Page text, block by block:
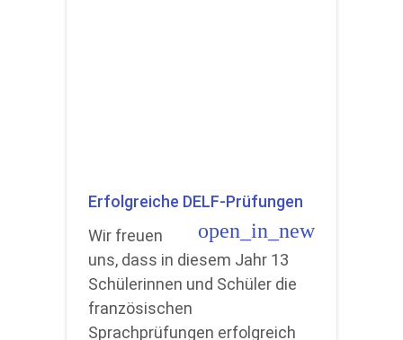
Erfolgreiche DELF-Prüfungen
open_in_new
Wir freuen
uns, dass in diesem Jahr 13
Schülerinnen und Schüler die
französischen
Sprachprüfungen erfolgreich